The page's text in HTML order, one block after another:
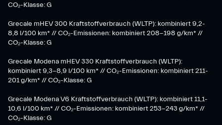
CO₂-Klasse: G
Grecale mHEV 300 Kraftstoffverbrauch (WLTP): kombiniert 9,2-
8,8 l/100 km* // CO₂-Emissionen: kombiniert 208-198 g/km* //
CO₂-Klasse: G
Grecale Modena mHEV 330 Kraftstoffverbrauch (WLTP):
kombiniert 9,3-8,9 l/100 km* // CO₂-Emissionen: kombiniert 211-
201 g/km* // CO₂-Klasse: G
Grecale Modena V6 Kraftstoffverbrauch (WLTP): kombiniert 11,1-
10,6 l/100 km* // CO₂-Emissionen: kombiniert 253-243 g/km* //
CO₂-Klasse: G